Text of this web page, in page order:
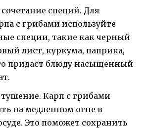
специй. Для
с грибами используйте
специи, такие как черный
лист, куркума, паприка,
придаст блюду насыщенный
Карп с грибами
на медленном огне в
Это поможет сохранить